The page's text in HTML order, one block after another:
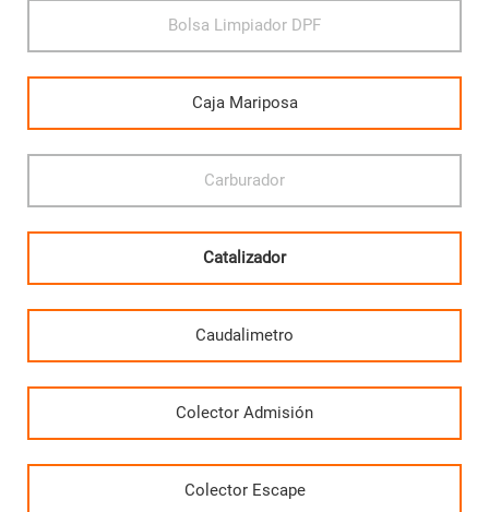
Bolsa Limpiador DPF
Caja Mariposa
Carburador
Catalizador
Caudalimetro
Colector Admisión
Colector Escape